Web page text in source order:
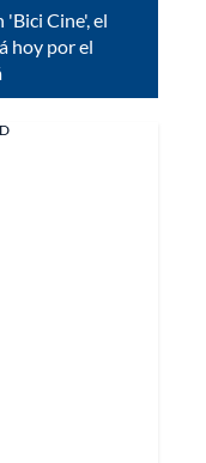
Cine', el
hoy por el